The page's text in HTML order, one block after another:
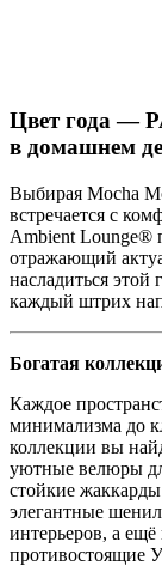
Цвет года —
в домашнем
Выбирая Mocha
встречается с
Ambient Lounge®
отражающий
насладиться этой
каждый штрих
Богатая
Каждое
минимализма до
коллекции вы
уютные велюры
стойкие жаккарды
элегантные
интерьеров, а
противостоящие